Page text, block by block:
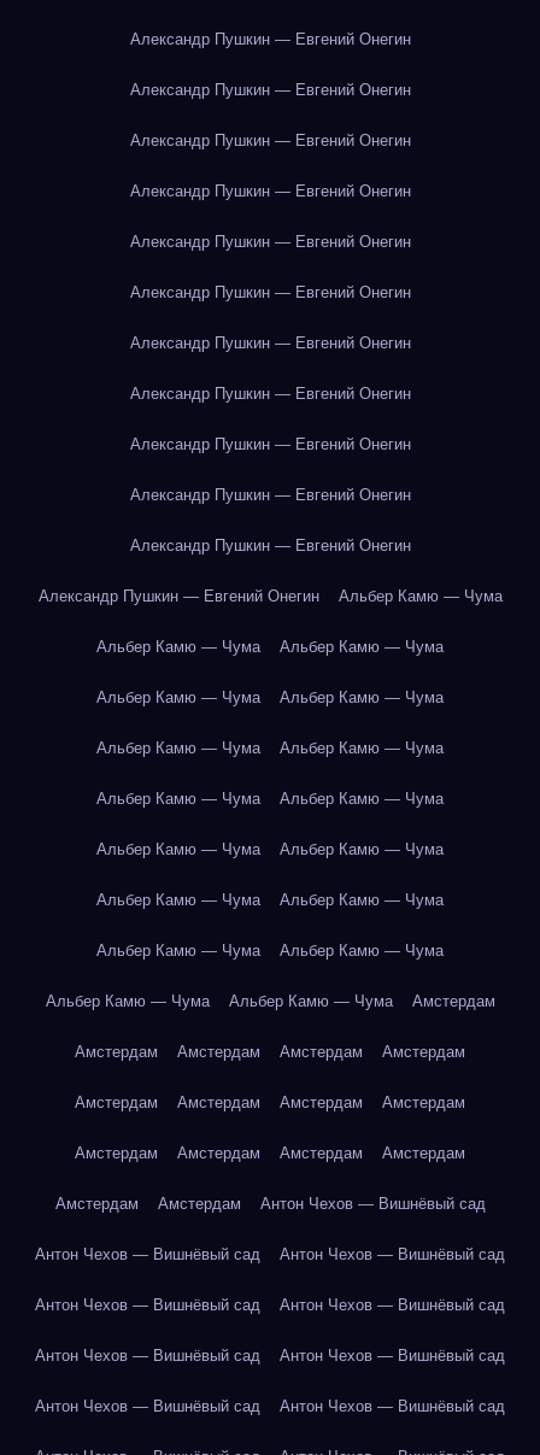
Александр Пушкин — Евгений Онегин
Александр Пушкин — Евгений Онегин
Александр Пушкин — Евгений Онегин
Александр Пушкин — Евгений Онегин
Александр Пушкин — Евгений Онегин
Александр Пушкин — Евгений Онегин
Александр Пушкин — Евгений Онегин
Александр Пушкин — Евгений Онегин
Александр Пушкин — Евгений Онегин
Александр Пушкин — Евгений Онегин
Александр Пушкин — Евгений Онегин
Александр Пушкин — Евгений Онегин Альбер Камю — Чума
Альбер Камю — Чума Альбер Камю — Чума
Альбер Камю — Чума Альбер Камю — Чума
Альбер Камю — Чума Альбер Камю — Чума
Альбер Камю — Чума Альбер Камю — Чума
Альбер Камю — Чума Альбер Камю — Чума
Альбер Камю — Чума Альбер Камю — Чума
Альбер Камю — Чума Альбер Камю — Чума
Альбер Камю — Чума Альбер Камю — Чума Амстердам
Амстердам Амстердам Амстердам Амстердам
Амстердам Амстердам Амстердам Амстердам
Амстердам Амстердам Амстердам Амстердам
Амстердам Амстердам Антон Чехов — Вишнёвый сад
Антон Чехов — Вишнёвый сад Антон Чехов — Вишнёвый сад
Антон Чехов — Вишнёвый сад Антон Чехов — Вишнёвый сад
Антон Чехов — Вишнёвый сад Антон Чехов — Вишнёвый сад
Антон Чехов — Вишнёвый сад Антон Чехов — Вишнёвый сад